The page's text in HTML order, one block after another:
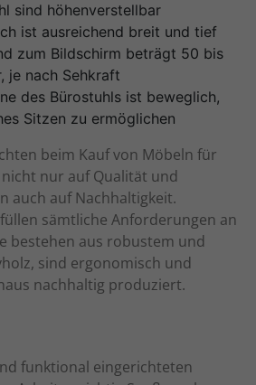
sind höhenverstellbar
ist ausreichend breit und tief
zum Bildschirm beträgt 50 bis
je nach Sehkraft
des Bürostuhls ist beweglich,
Sitzen zu ermöglichen
beim Kauf von Möbeln für
nur auf Qualität und
auch auf Nachhaltigkeit.
sämtliche Anforderungen an
bestehen aus robustem und
sind ergonomisch und
nachhaltig produziert.
funktional eingerichteten